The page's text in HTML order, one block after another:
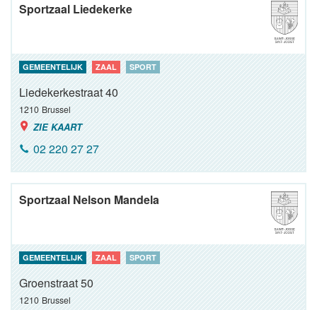
Sportzaal Liedekerke
GEMEENTELIJK ZAAL SPORT
Liedekerkestraat 40
1210 Brussel
ZIE KAART
02 220 27 27
Sportzaal Nelson Mandela
GEMEENTELIJK ZAAL SPORT
Groenstraat 50
1210 Brussel